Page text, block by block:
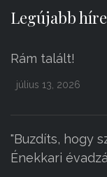
Legújabb
Rám talált!
július 13, 2026
"Buzdíts, hogy
Énekkari